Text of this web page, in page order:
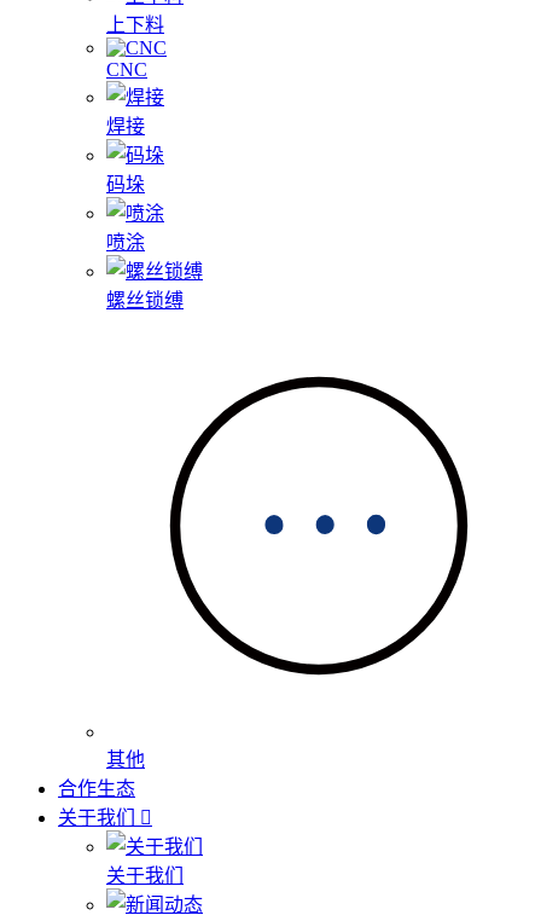
上下料
CNC
焊接
码垛
喷涂
螺丝锁缚
其他
合作生态
关于我们
关于我们